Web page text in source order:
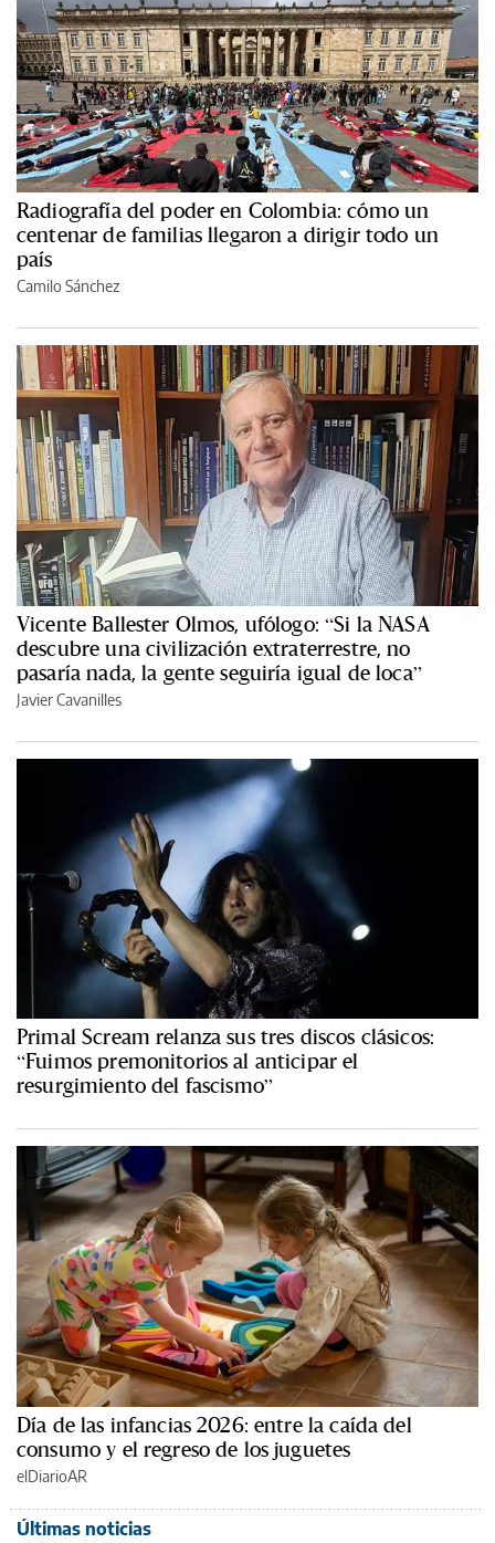
Radiografía del poder en Colombia: cómo un
centenar de familias llegaron a dirigir todo un
país
Camilo Sánchez
Vicente Ballester Olmos, ufólogo: “Si la NASA
descubre una civilización extraterrestre, no
pasaría nada, la gente seguiría igual de loca”
Javier Cavanilles
Primal Scream relanza sus tres discos clásicos:
“Fuimos premonitorios al anticipar el
resurgimiento del fascismo”
Día de las infancias 2026: entre la caída del
consumo y el regreso de los juguetes
elDiarioAR
Últimas noticias